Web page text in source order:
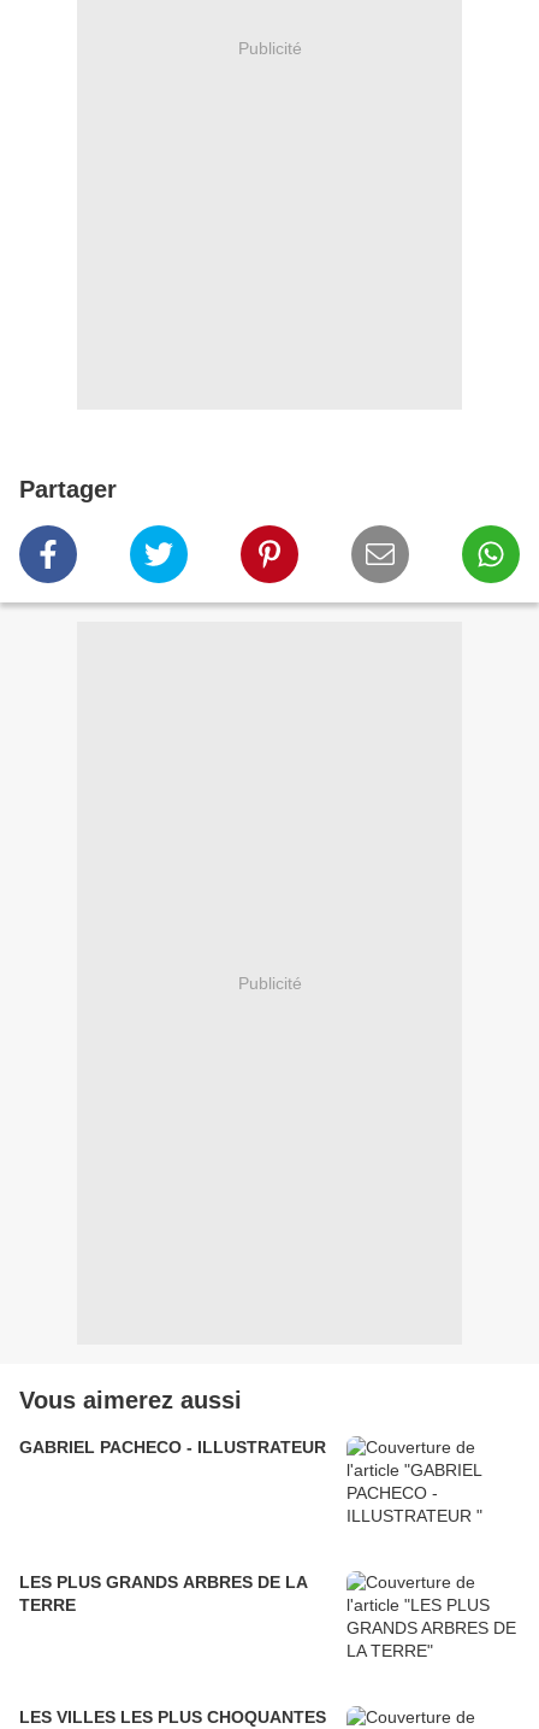
Publicité
Partager
Publicité
Vous aimerez aussi
GABRIEL PACHECO - ILLUSTRATEUR
LES PLUS GRANDS ARBRES DE LA
TERRE
LES VILLES LES PLUS CHOQUANTES